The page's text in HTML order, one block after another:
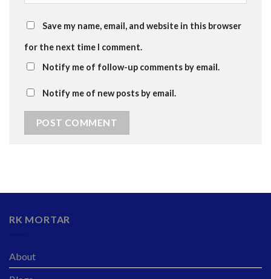
Save my name, email, and website in this browser
for the next time I comment.
Notify me of follow-up comments by email.
Notify me of new posts by email.
RK MORTAR
About